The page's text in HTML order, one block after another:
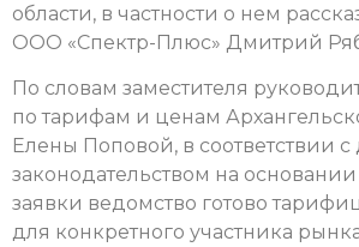
области, в частности о нем
ООО «Спектр-Плюс» Дмитрий
По словам заместителя
по тарифам и ценам
Елены Поповой, в соответствии
законодательством на
заявки ведомство готово
для конкретного участника